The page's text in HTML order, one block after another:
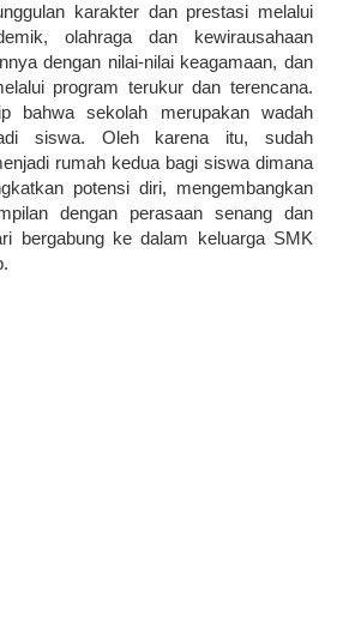
karakter dan prestasi melalui
olahraga dan kewirausahaan
dengan nilai-nilai keagamaan, dan
program terukur dan terencana.
bahwa sekolah merupakan wadah
siswa. Oleh karena itu, sudah
rumah kedua bagi siswa dimana
potensi diri, mengembangkan
dengan perasaan senang dan
bergabung ke dalam keluarga SMK